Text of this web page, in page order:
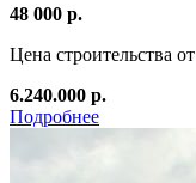
48 000 р.
Цена строительства от
6.240.000 р.
Подробнее